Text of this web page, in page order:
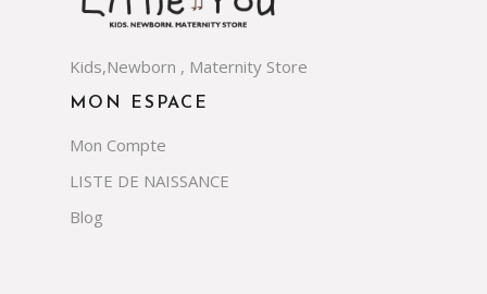
MON ESPACE
Mon Compte
LISTE DE NAISSANCE
Blog
Kids,Newborn , Maternity Store